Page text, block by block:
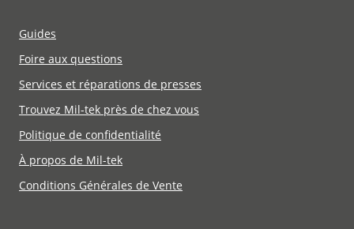
Guides
Foire aux questions
Services et réparations de presses
Trouvez Mil-tek près de chez vous
Politique de confidentialité
À propos de Mil-tek
Conditions Générales de Vente